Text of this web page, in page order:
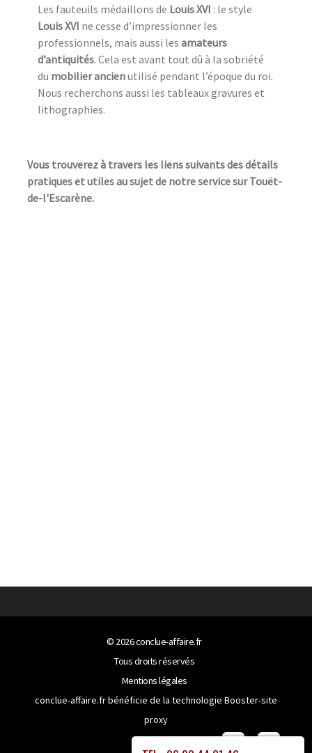
Les fauteuils médaillons de Louis XVI : le style
Louis XVI ne cesse d’impressionner les
professionnels, mais aussi les amateurs
d’antiquités. Cela est avant tout dû à la sobriété
du mobilier ancienutilisé pendant l’époque du roi.
Nous recherchons aussi les tableaux gravures et
lithographies.
Vous trouverez à travers les liens suivants des détails
pratiques et utiles au sujet de notre service sur Touët-
de-l'Escarène.
© 2026conclue-affaire.fr
Tous droits réservés
Mentions légales
conclue-affaire.fr bénéficie de la technologie Booster-site
proxy